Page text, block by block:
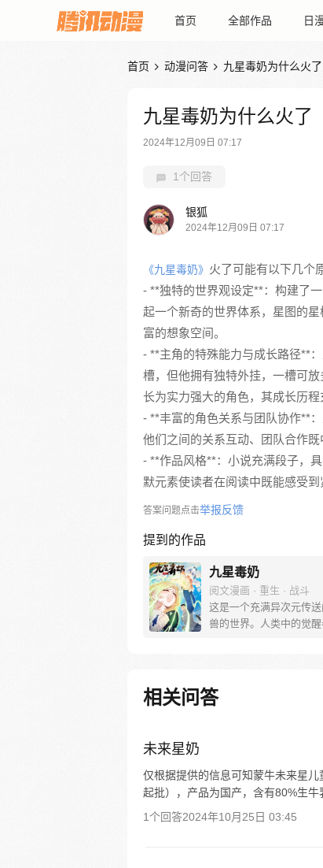
首页 全部作品 日
首页  动漫问答  九星毒奶为什么火了
九星毒奶为什么火了
2024年12月09日 07:17
1个回答
银狐
2024年12月09日 07:17
《九星毒奶》 火了可能有以下几个
- **独特的世界观设定**：构建了
起一个新奇的世界体系，星图的
富的想象空间。
- **主角的特殊能力与成长路径**
槽，但他拥有独特外挂，一槽可
长为实力强大的角色，其成长历程
- **丰富的角色关系与团队协作**
他们之间的关系互动、团队合作
- **作品风格**：小说充满段子，
默元素使读者在阅读中既能感受
答案问题点击举报反馈
提到的作品
九星毒奶
阅文漫画 · 重生 · 战斗
这是一个充满异次元传
兽的世界。人类中的觉醒
的医疗系觉醒者，因其奶
点，人称“毒奶”（每周六
相关问答
未来星奶
仅根据提供的信息可知蒙牛未来星
起批），产品为国产，含有80%生
1个回答2024年10月25日 03:45